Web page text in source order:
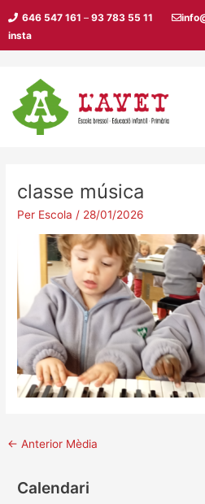
contingut
646 547 161 – 93 783 55 11
insta
classe música
Per Escola / 28/01/2026
d'entrades
← Anterior Mèdia
Calendari